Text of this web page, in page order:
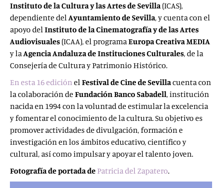
Instituto de la Cultura y las Artes de Sevilla (ICAS),
dependiente delAyuntamiento de Sevilla, y cuenta con el
apoyo delInstituto de la Cinematografía y de las Artes
Audiovisuales (ICAA), el programaEuropa Creativa MEDIA
y laAgencia Andaluza de Instituciones Culturales, de la
Consejería de Cultura y Patrimonio Histórico.
En esta 16 ediciónelFestivalde Cine de Sevillacuenta con
la colaboración de Fundación Banco Sabadell, institución
nacida en 1994 con la voluntad de estimular la excelencia
y fomentar el conocimiento de la cultura. Su objetivo es
promover actividades de divulgación, formación e
investigación en los ámbitos educativo, científico y
cultural, así como impulsar y apoyar el talento joven.
Fotografía de portada dePatricia del Zapatero.